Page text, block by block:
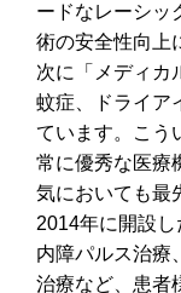
ードなレーシッ
術の安全性向上
次に「メディカ
蚊症、ドライア
ています。こう
常に優秀な医療
気においても最
2014年に開設
内障パルス治療
治療など、患者